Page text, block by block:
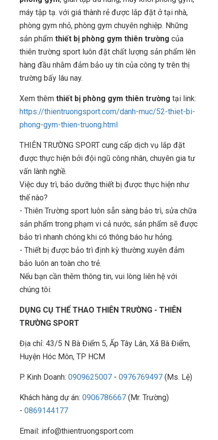
máy tập tạ. với giá thành rẻ được lắp đặt ở tại nhà,
phòng gym nhỏ, phòng gym chuyên nghiệp. Những
sản phẩm thiết bị phòng gym thiên trường của
thiên trường sport luôn đặt chất lượng sản phẩm lên
hàng đầu nhằm đảm bảo uy tín của công ty trên thị
trường bấy lâu nay.
Xem thêm thiết bị phòng gym thiên trường tại link:
https://thientruongsport.com/danh-muc/52-thiet-bi-
phong-gym-thien-truong.html
THIÊN TRƯỜNG SPORT cung cấp dịch vụ lắp đặt
được thực hiện bởi đội ngũ công nhân, chuyên gia tư
vấn lành nghề.
Việc duy trì, bảo dưỡng thiết bị được thực hiện như
thế nào?
- Thiên Trường sport luôn sẵn sàng bảo trì, sửa chữa
sản phẩm trong phạm vi cả nước, sản phẩm sẽ được
bảo trì nhanh chóng khi có thông báo hư hỏng.
- Thiết bị được bảo trì định kỳ thường xuyên đảm
bảo luôn an toàn cho trẻ.
Nếu bạn cần thêm thông tin, vui lòng liên hệ với
chúng tôi:
DỤNG CỤ THỂ THAO THIÊN TRƯỜNG - THIÊN
TRƯỜNG SPORT
Địa chỉ: 43/5 N Bà Điểm 5, Ấp Tây Lân, Xã Bà Điểm,
Huyện Hóc Môn, TP HCM
P. Kinh Doanh: 0909625007 - 0976769497 (Ms. Lệ)
Khách hàng dự án: 0906786667 (Mr. Trường)
- 0869144177
Email: info@thientruongsport.com